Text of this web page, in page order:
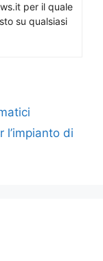
per il quale
su qualsiasi
l’impianto di